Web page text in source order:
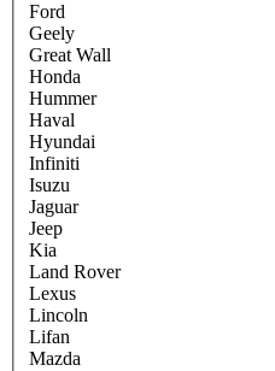
Ford
Geely
Great Wall
Honda
Hummer
Haval
Hyundai
Infiniti
Isuzu
Jaguar
Jeep
Kia
Land Rover
Lexus
Lincoln
Lifan
Mazda